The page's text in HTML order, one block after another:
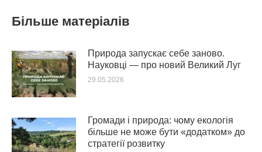
Більше матеріалів
Природа запускає себе заново.
Науковці — про новий Великий Луг
29.05.2026
Громади і природа: чому екологія
більше не може бути «додатком» до
стратегії розвитку